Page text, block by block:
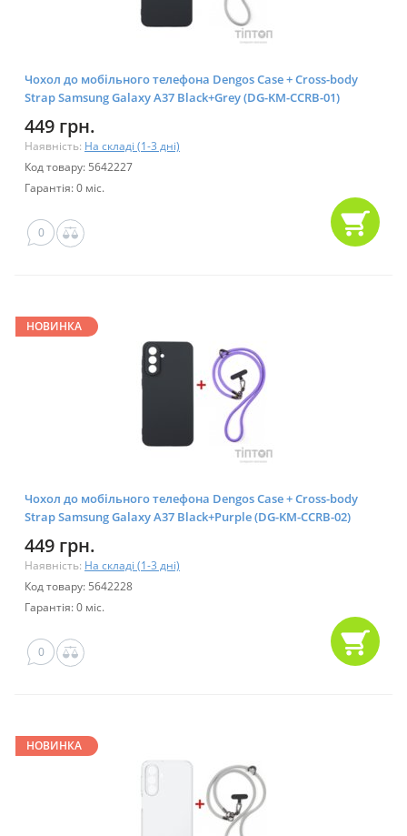
Чохол до мобільного телефона Dengos Case + Cross-body
Strap Samsung Galaxy A37 Black+Grey (DG-KM-CCRB-01)
449 грн.
Наявність: На складі (1-3 дні)
Код товару: 5642227
Гарантія: 0 міс.
0
НОВИНКА
Чохол до мобільного телефона Dengos Case + Cross-body
Strap Samsung Galaxy A37 Black+Purple (DG-KM-CCRB-02)
449 грн.
Наявність: На складі (1-3 дні)
Код товару: 5642228
Гарантія: 0 міс.
0
НОВИНКА